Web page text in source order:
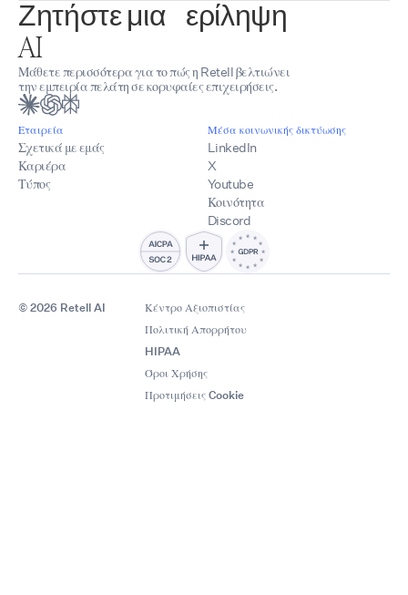
Ζητήστε μια περίληψη
AI
Μάθετε περισσότερα για το πώς η Retell βελτιώνει
την εμπειρία πελάτη σε κορυφαίες επιχειρήσεις.
Εταιρεία
Σχετικά με εμάς
Καριέρα
Τύπος
Μέσα κοινωνικής δικτύωσης
LinkedIn
X
Youtube
Κοινότητα
Discord
© 2026 Retell AI
Κέντρο Αξιοπιστίας
Πολιτική Απορρήτου
HIPAA
Όροι Χρήσης
Προτιμήσεις Cookie